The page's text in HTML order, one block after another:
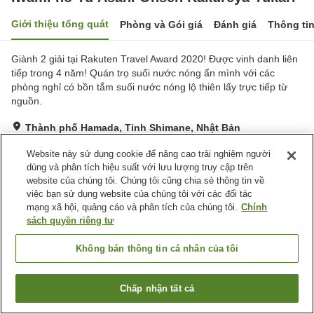
Giới thiệu tổng quát Phòng và Gói giá Đánh giá Thông
Giành 2 giải tại Rakuten Travel Award 2020! Được vinh danh liên
tiếp trong 4 năm! Quán trọ suối nước nóng ẩn mình với các
phòng nghỉ có bồn tắm suối nước nóng lộ thiên lấy trực tiếp từ
nguồn.
Thành phố Hamada, Tỉnh Shimane, Nhật Bản
Tuyệt vời Đánh giá:249 lượt
Tiện nghi chỗ nghỉ
Bãi đỗ xe
Trang chủ Nhật Bản Tỉnh Shimane
Thành phố Hamada
Iwami no Yu Asahi Onsen Kakureya Yukari
Tìm phòng trống
Website này sử dụng cookie để nâng cao trải nghiệm người
dùng và phân tích hiệu suất với lưu lượng truy cập trên
website của chúng tôi. Chúng tôi cũng chia sẻ thông tin về
việc bạn sử dụng website của chúng tôi với các đối tác
mạng xã hội, quảng cáo và phân tích của chúng tôi. Chính
sách quyền riêng tư
Không bán thông tin cá nhân của tôi
Chấp nhận tất cả